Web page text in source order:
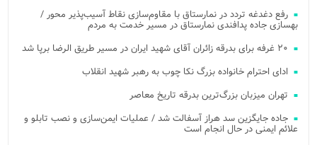
رفع دغدغه تردد در نمارستاق با مقاوم‌سازی نقاط آسیب‌پذیر محور /
بهسازی جاده پدافندی نمارستاق در مسیر خدمت به مردم
۲۰ غرفه برای بدرقه زائران آقای شهید ایران در مسیر طریق الرضا برپا شد
ادای احترام خانواده بزرگ نکا چوب به رهبر شهید انقلاب
تهران میزبان بزرگ‌ترین بدرقه تاریخ معاصر
جاده جایگزین سد هراز آسفالت شد / عملیات ایمن‌سازی و نصب تابلو و
علائم ایمنی در حال انجام است